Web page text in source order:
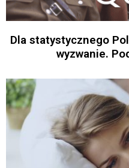
Dla statystycznego
wyzwanie.